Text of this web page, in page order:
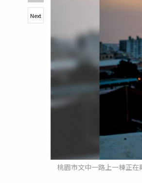
桃園市文中一路上一棟正
Next